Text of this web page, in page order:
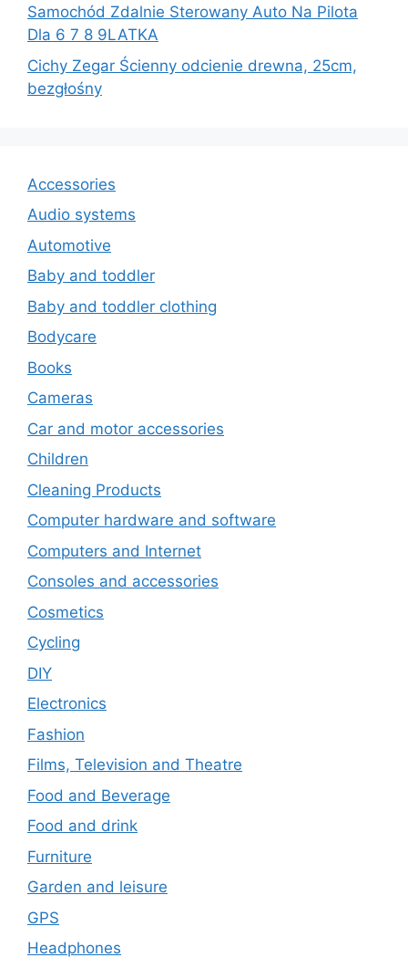
Samochód Zdalnie Sterowany Auto Na Pilota
Dla 6 7 8 9LATKA
Cichy Zegar Ścienny odcienie drewna, 25cm,
bezgłośny
Accessories
Audio systems
Automotive
Baby and toddler
Baby and toddler clothing
Bodycare
Books
Cameras
Car and motor accessories
Children
Cleaning Products
Computer hardware and software
Computers and Internet
Consoles and accessories
Cosmetics
Cycling
DIY
Electronics
Fashion
Films, Television and Theatre
Food and Beverage
Food and drink
Furniture
Garden and leisure
GPS
Headphones